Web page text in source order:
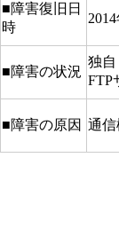
■障害復旧日
時
■障害の状況
独
FTP
■障害の原因 通信